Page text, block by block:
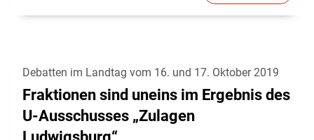
Debatten im Landtag vom 16. und 17. Oktober 2019
Fraktionen sind uneins im Ergebnis des
U-Ausschusses „Zulagen